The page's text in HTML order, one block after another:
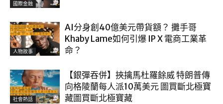
國際金融
人物故事
AI分身創40億美元帶貨額？ 攤手哥
Khaby Lame如何引爆 IP X 電商工業革
命？
社會熱話
【銀彈吞併】挾擒馬杜羅餘威 特朗普傳
向格陵蘭每人派10萬美元 圖買斷北極寶
藏圖買斷北極寶藏